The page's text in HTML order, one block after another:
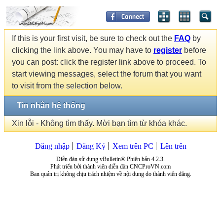
If this is your first visit, be sure to check out the FAQ by
clicking the link above. You may have to register before
you can post: click the register link above to proceed. To
start viewing messages, select the forum that you want
to visit from the selection below.
Tin nhắn hệ thống
Xin lỗi - Không tìm thấy. Mời bạn tìm từ khóa khác.
Đăng nhập Đăng Ký Xem trên PC Lên trên
Diễn đàn sử dụng vBulletin® Phiên bản 4.2.3.
Phát triển bởi thành viên diễn đàn CNCProVN.com
Ban quản trị không chịu trách nhiệm về nội dung do thành viên đăng.